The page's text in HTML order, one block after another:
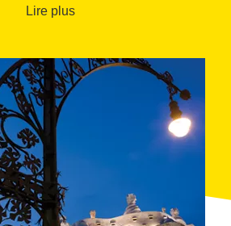
Mi Pequeño Deseo ou Aldeas
Lire plus